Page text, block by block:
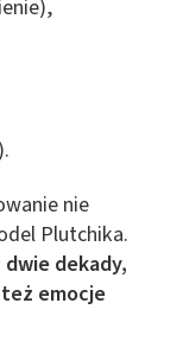
nie
Plutchika.
dekady,
emocje